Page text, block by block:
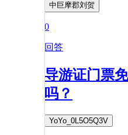
中巨摩郡刘贺
0
回答
导游证门票
吗？
YoYo_0L5O5Q3V